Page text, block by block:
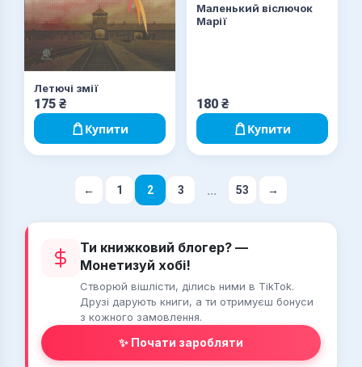
Летючі змії
175 ₴
Купити
Маленький віслючок
Марії
180 ₴
Купити
← 1 2 3 ... 53 →
Ти книжковий блогер? —
Монетизуй хобі!
Створюй вішлісти, ділись ними в TikTok.
Друзі дарують книги, а ти отримуєш бонуси
з кожного замовлення.
✨ Почати заробляти